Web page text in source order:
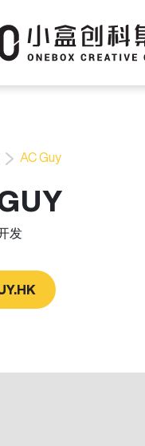
AC Guy
发